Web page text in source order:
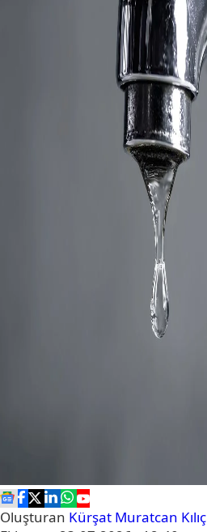
Oluşturan Kürşat Muratcan Kılıç